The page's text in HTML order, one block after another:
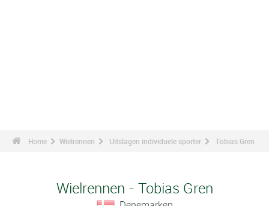
Home Wielrennen Uitslagen individuele sporter Tobias Gren
Wielrennen - Tobias Gren